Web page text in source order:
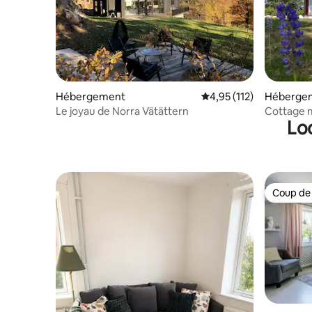
Hébergement Évaluation moyenne
4,95 (112)
Le joyau de Norra Vätättern
Cottage
forêt
Coup
Coup